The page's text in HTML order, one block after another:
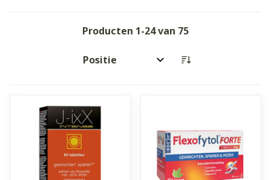
Producten 1-24van 75
Sorteer op: